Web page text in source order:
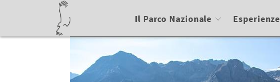
Il Parco Nazionale Esperienze